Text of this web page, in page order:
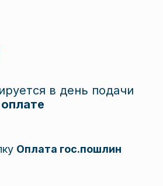
в день подачи
Оплата гос.пошлин